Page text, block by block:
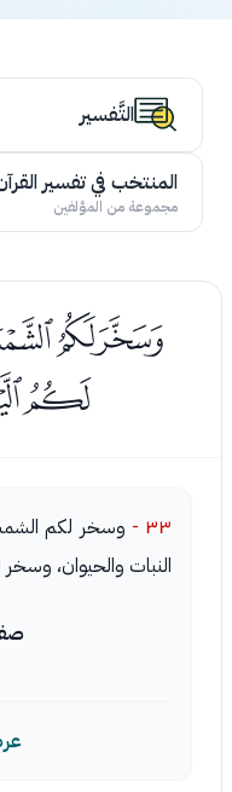
التَّفسير
المنتخب في تفسير
مجموعة من المؤلفين
٣٣ -
وسخر لكم
النبات والحيوان، وسخر